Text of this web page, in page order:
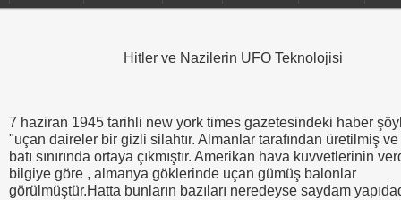
Hitler ve Nazilerin UFO Teknolojisi
7 haziran 1945 tarihli new york times gazetesindeki haber
"uçan daireler bir gizli silahtır. Almanlar tarafından üretilmiş
batı sınırında ortaya çıkmıştır. Amerikan hava kuvvetlerinin
bilgiye göre , almanya göklerinde uçan gümüş balonlar
görülmüştür.Hatta bunların bazıları neredeyse saydam